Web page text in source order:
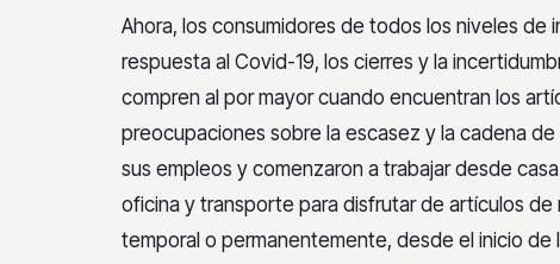
Ahora, los consumidores de todos los niveles
respuesta al Covid-19, los cierres y la
compren al por mayor cuando encuentran los
preocupaciones sobre la escasez y la cadena
sus empleos y comenzaron a trabajar desde
oficina y transporte para disfrutar de artículos de
temporal o permanentemente, desde el inicio de